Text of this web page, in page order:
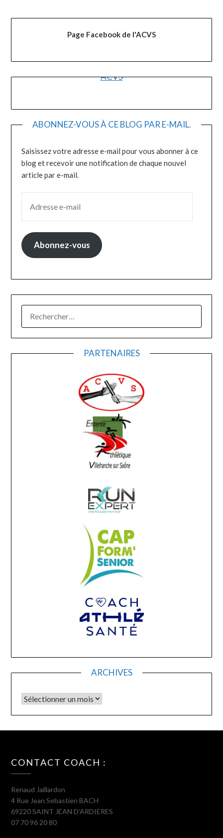
Page Facebook de l'ACVS
ACVS
ABONNEZ-VOUS À CE BLOG PAR E-MAIL.
Saisissez votre adresse e-mail pour vous abonner à ce
blog et recevoir une notification de chaque nouvel
article par e-mail.
Abonnez-vous
PARTENAIRES
ARCHIVES
Archives
CONTACT COACH :
Renaud Jaillardon
4 Rue Jean Sebastien BACH
69220 SAINT JEAN D’ARDIERES
07 70 96 20 80